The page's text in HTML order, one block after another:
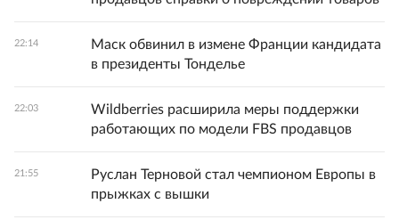
22:14
Маск обвинил в измене Франции кандидата
в президенты Тонделье
22:03
Wildberries расширила меры поддержки
работающих по модели FBS продавцов
21:55
Руслан Терновой стал чемпионом Европы в
прыжках с вышки